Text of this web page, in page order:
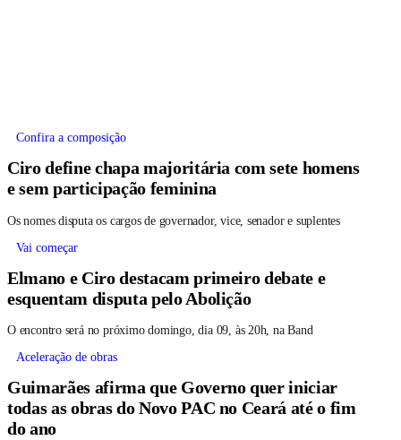
Confira a composição
Ciro define chapa majoritária com sete homens
e sem participação feminina
Os nomes disputa os cargos de governador, vice, senador e suplentes
Vai começar
Elmano e Ciro destacam primeiro debate e
esquentam disputa pelo Abolição
O encontro será no próximo domingo, dia 09, às 20h, na Band
Aceleração de obras
Guimarães afirma que Governo quer iniciar
todas as obras do Novo PAC no Ceará até o fim
do ano